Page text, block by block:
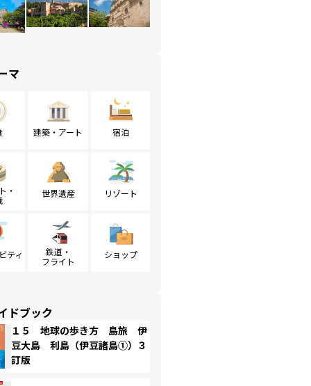
マ
建築・アート 宿泊
・
世界遺産 リゾート
ティ
鉄道・
フライト
ショップ
ドブック
１５ 地球の歩き方 島旅 伊
豆大島 利島（伊豆諸島①）３
訂版